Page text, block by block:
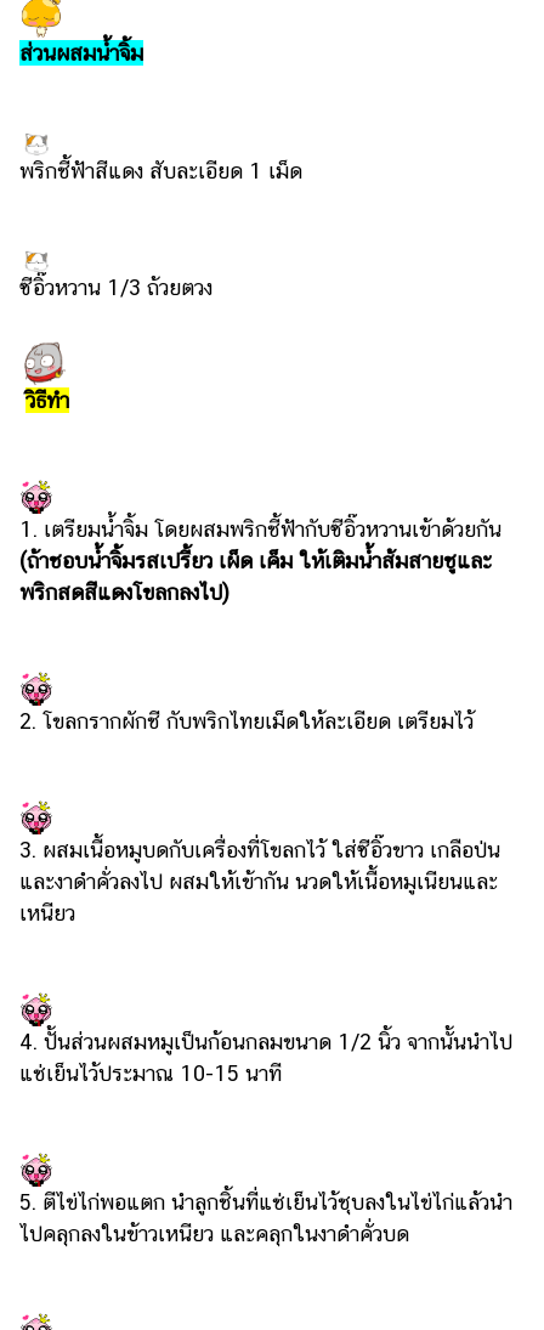
ส่วนผสมน้ำจิ้ม
พริกชี้ฟ้าสีแดง สับละเอียด 1 เม็ด
ซีอิ๊วหวาน 1/3 ถ้วยตวง
วิธีทำ
1. เตรียมน้ำจิ้ม โดยผสมพริกชี้ฟ้ากับซีอิ๊วหวานเข้าด้วยกัน
(ถ้าชอบน้ำจิ้มรสเปรี้ยว เผ็ด เค็ม ให้เติมน้ำส้มสายชูและ
พริกสดสีแดงโขลกลงไป)
2. โขลกรากผักชี กับพริกไทยเม็ดให้ละเอียด เตรียมไว้
3. ผสมเนื้อหมูบดกับเครื่องที่โขลกไว้ ใส่ซีอิ๊วขาว เกลือป่น
และงาดำคั่วลงไป ผสมให้เข้ากัน นวดให้เนื้อหมูเนียนและ
เหนียว
4. ปั้นส่วนผสมหมูเป็นก้อนกลมขนาด 1/2 นิ้ว จากนั้นนำไป
แช่เย็นไว้ประมาณ 10-15 นาที
5. ตีไข่ไก่พอแตก นำลูกชิ้นที่แช่เย็นไว้ชุบลงในไข่ไก่แล้วนำ
ไปคลุกลงในข้าวเหนียว และคลุกในงาดำคั่วบด